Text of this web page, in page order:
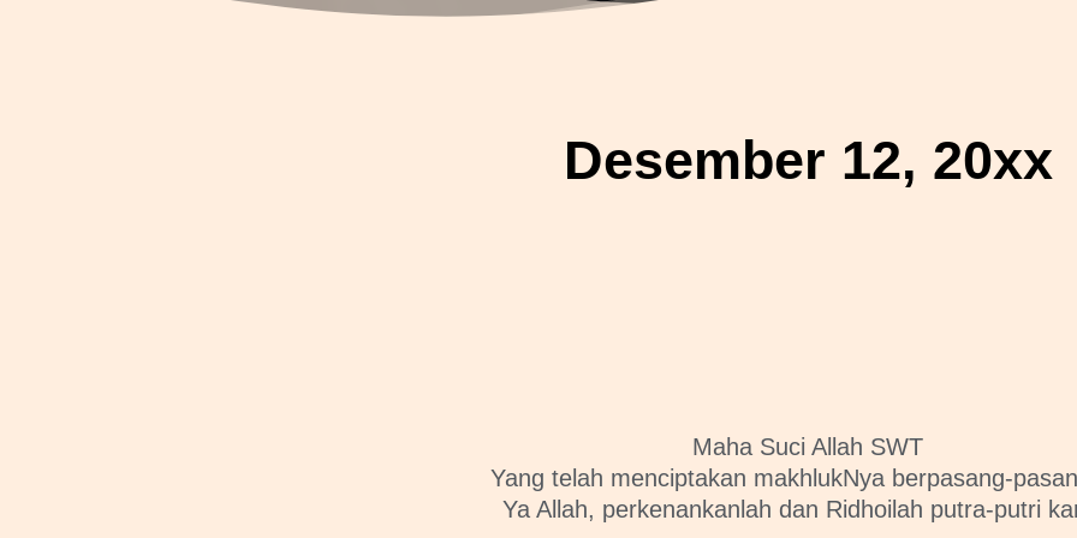
Desember 12, 20xx
Maha Suci Allah SWT
Yang telah menciptakan makhlukNya berpasang-
Ya Allah, perkenankanlah dan Ridhoilah putra-putri